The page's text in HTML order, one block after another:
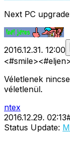
Next PC
2016.12.31. 12:00
<#smile>
Véletlenek
véletlenül.
ntex
2016.12.29. 02:13
Status Update: